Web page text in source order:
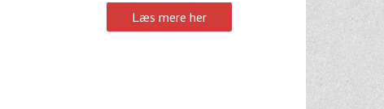
Læs mere her